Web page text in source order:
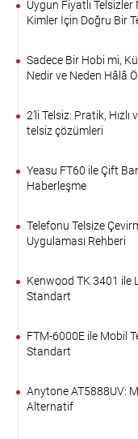
Uygun Fiyatlı
Kimler İçin Doğru Bir
Sadece Bir Hobi mi,
Nedir ve Neden Hâlâ
2’li Telsiz: Pratik,
telsiz çözümleri
Yeasu FT60 ile Çift
Haberleşme
Telefonu Telsize
Uygulaması Rehberi
Kenwood TK 3401 ile
Standart
FTM-6000E ile Mobil
Standart
Anytone AT5888UV:
Alternatif